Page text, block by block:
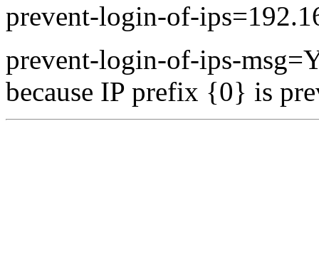
prevent-login-of-
prevent-login-of-ips-
because IP prefix {0} is